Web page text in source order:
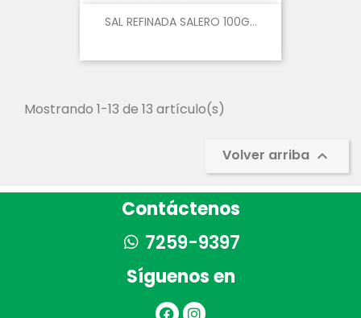
SAL REFINADA SALERO 100G...
Mostrando 1-13 de 13 artículo(s)
Volver arriba 
Contáctenos
7259-9397
Síguenos en